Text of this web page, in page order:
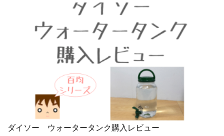
ダイソー ウォータータンク購入レビュー